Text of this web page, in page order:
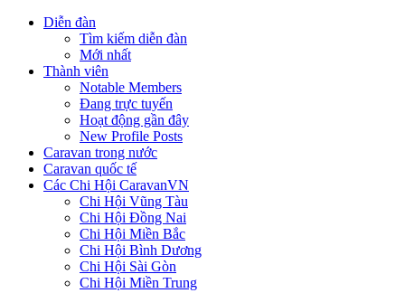
Diễn đàn
Tìm kiếm diễn đàn
Mới nhất
Thành viên
Notable Members
Đang trực tuyến
Hoạt động gần đây
New Profile Posts
Caravan trong nước
Caravan quốc tế
Các Chi Hội CaravanVN
Chi Hội Vũng Tàu
Chi Hội Đồng Nai
Chi Hội Miền Bắc
Chi Hội Bình Dương
Chi Hội Sài Gòn
Chi Hội Miền Trung